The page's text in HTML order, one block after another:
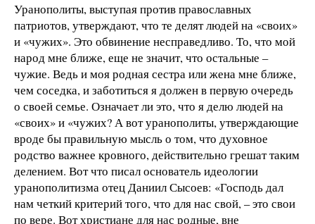
Уранополиты, выступая против православных
патриотов, утверждают, что те делят людей на «своих»
и «чужих». Это обвинение несправедливо. То, что мой
народ мне ближе, еще не значит, что остальные –
чужие. Ведь и моя родная сестра или жена мне ближе,
чем соседка, и заботиться я должен в первую очередь
о своей семье. Означает ли это, что я делю людей на
«своих» и «чужих? А вот уранополиты, утверждающие
вроде бы правильную мысль о том, что духовное
родство важнее кровного, действительно грешат таким
делением. Вот что писал основатель идеологии
уранополитизма отец Даниил Сысоев: «Господь дал
нам четкий критерий того, что для нас свой, – это свои
по вере. Вот христиане для нас родные, вне